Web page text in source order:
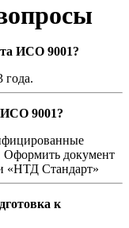
ИСО 9001?
года.
ИСО 9001?
Оформить документ
«НТД Стандарт»
к